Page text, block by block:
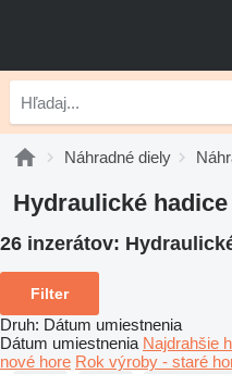
Náhradné diely
Hydraulické
26 inzerátov:
Filter
Druh: Dátum umiestnenia
Dátum umiestnenia Najdrahšie
nové hore Rok výroby - staré